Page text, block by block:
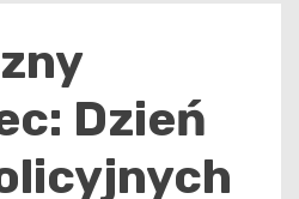
Dzień